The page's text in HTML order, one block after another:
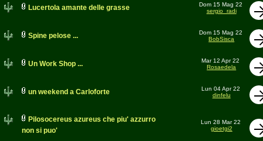
Lucertola amante delle grasse
Dom 15 Mag 22
sergio_radi
Spine pelose ...
Dom 15 Mag 22
BobSisca
Un Work Shop ...
Mar 12 Apr 22
Rosaedela
un weekend a Carloforte
Lun 04 Apr 22
dinfelu
Pilosocereus azureus che piu' azzurro
non si puo'
Lun 28 Mar 22
gioetgi2